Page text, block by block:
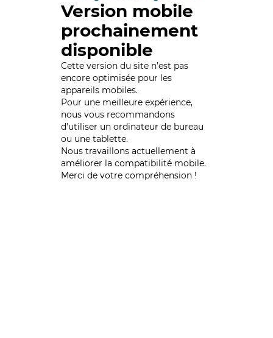
Version mobile
prochainement
disponible
Cette version du site n’est pas
encore optimisée pour les
appareils mobiles.
Pour une meilleure expérience,
nous vous recommandons
d'utiliser un ordinateur de bureau
ou une tablette.
Nous travaillons actuellement à
améliorer la compatibilité mobile.
Merci de votre compréhension !